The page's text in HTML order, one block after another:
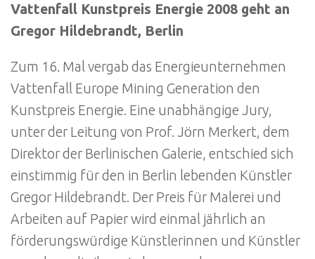
Vattenfall Kunstpreis Energie 2008 geht an
Gregor Hildebrandt, Berlin
Zum 16. Mal vergab das Energieunternehmen
Vattenfall Europe Mining Generation den
Kunstpreis Energie. Eine unabhängige Jury,
unter der Leitung von Prof. Jörn Merkert, dem
Direktor der Berlinischen Galerie, entschied sich
einstimmig für den in Berlin lebenden Künstler
Gregor Hildebrandt. Der Preis für Malerei und
Arbeiten auf Papier wird einmal jährlich an
förderungswürdige Künstlerinnen und Künstler